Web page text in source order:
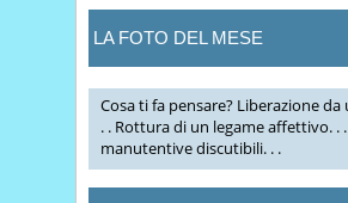
LA FOTO DEL MESE
Cosa ti fa pensare? Liberazione
. . Rottura di un legame affettivo. .
manutentive discutibili. . .